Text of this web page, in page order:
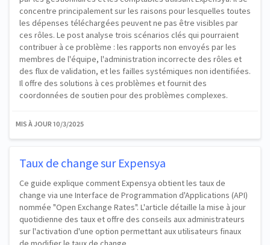
concentre principalement sur les raisons pour lesquelles toutes
les dépenses téléchargées peuvent ne pas être visibles par
ces rôles. Le post analyse trois scénarios clés qui pourraient
contribuer à ce problème : les rapports non envoyés par les
membres de l'équipe, l'administration incorrecte des rôles et
des flux de validation, et les failles systémiques non identifiées.
Il offre des solutions à ces problèmes et fournit des
coordonnées de soutien pour des problèmes complexes.
MIS À JOUR 10/3/2025
Taux de change sur Expensya
Ce guide explique comment Expensya obtient les taux de
change via une Interface de Programmation d'Applications (API)
nommée "Open Exchange Rates". L'article détaille la mise à jour
quotidienne des taux et offre des conseils aux administrateurs
sur l'activation d'une option permettant aux utilisateurs finaux